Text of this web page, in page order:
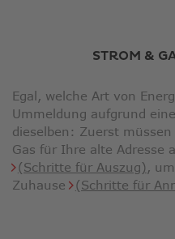
STROM &
Egal, welche Art von
Ummeldung aufgrund
dieselben: Zuerst
Gas für Ihre alte Adresse
(Schritte für Auszug) ,
Zuhause (Schritte für